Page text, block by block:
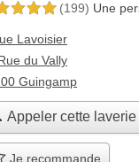
sur 5 (199) Une
Lavoisier
du Vally
Guingamp
Appeler cette
Je recommande